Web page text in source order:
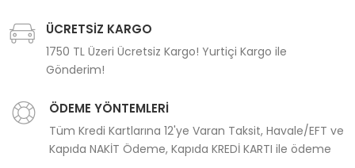
ÜCRETSİZ KARGO
1750 TL Üzeri Ücretsiz Kargo! Yurtiçi Kargo ile
Gönderim!
ÖDEME YÖNTEMLERİ
Tüm Kredi Kartlarına 12'ye Varan Taksit, Havale/EFT ve
Kapıda NAKİT Ödeme, Kapıda KREDİ KARTI ile ödeme